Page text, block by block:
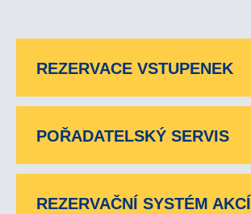
REZERVACE VSTUPENEK
POŘADATELSKÝ SERVIS
REZERVAČNÍ SYSTÉM AKCÍ